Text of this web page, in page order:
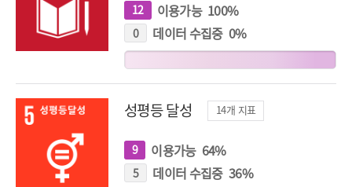
12개
지
표
이용가능 100%
0개
지
표
데이터 수집중 0%
성평등 달성 14개 지표
9개
지
표
이용가능 64%
5개
지
데이터 수집중 36%